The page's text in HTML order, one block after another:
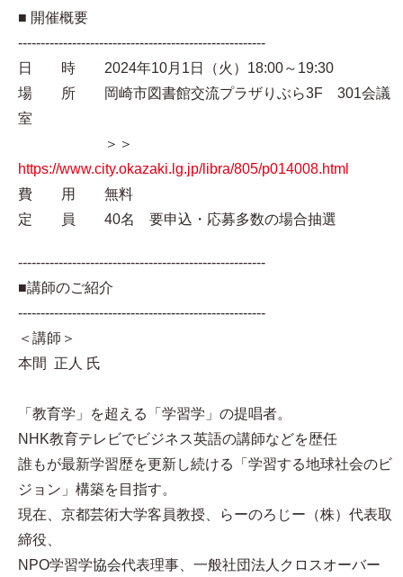
■ 開催概要
-------------------------------------------------------
日 時 2024年10月1日（火）18:00～19:30
場 所 岡崎市図書館交流プラザりぶら3F 301会議
室
＞＞
https://www.city.okazaki.lg.jp/libra/805/p014008.html
費 用 無料
定 員 40名 要申込・応募多数の場合抽選
-------------------------------------------------------
■講師のご紹介
-------------------------------------------------------
＜講師＞
本間 正人 氏
「教育学」を超える「学習学」の提唱者。
NHK教育テレビでビジネス英語の講師などを歴任
誰もが最新学習歴を更新し続ける「学習する地球社会のビ
ジョン」構築を目指す。
現在、京都芸術大学客員教授、らーのろじー（株）代表取
締役、
NPO学習学協会代表理事、一般社団法人クロスオーバー